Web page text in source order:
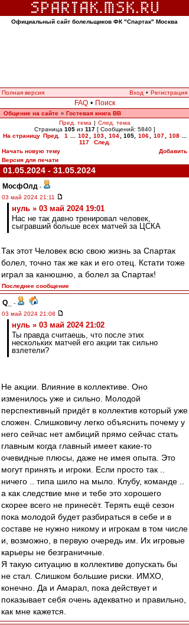
Официальный сайт болельщиков ФК "Спартак" Москва
Полная версия Вход • Регистрация
FAQ • Поиск
Общение на сайте » Гостевая книга ВВ
Пред. тема | След. тема
Страница 105из 117[ Сообщений: 5840 ]
На страницу Пред. 1 102 103 104 105, 106 107 108
117
След.
Начать новую тему
Добавить
Версия для печати
01.05.2024 - 31.05.2024
МосфОлд -
03 май 2024 21:11
нуль » 03 май 2024 19:01
Нас не так давно тренировал человек,
сыгравший больше всех матчей за ЦСКА
Так этот Человек всю свою жизнь за Спартак
болел, точно так же как и его отец. Кстати тоже
играл за канюшню, а болел за Спартак!
Последнее сообщение
Q_
-
03 май 2024 21:08
нуль » 03 май 2024 21:02
Ты правда считаешь, что после этих
нескольких матчей его акции так сильно
взлетели?
Не акции. Влияние в коллективе. Оно
изменилось уже и сильно. Молодой
перспективный придёт в коллектив который уже
сложен. Слишковичу легко объяснить почему у
него сейчас нет амбиций прямо сейчас стать
главным когда главный имеет какие-то
очевидные плюсы, даже не имея опыта. Это
могут принять и игроки. Если просто так ..
ничего .. типа шило на мыло. Клубу, команде ..
а как следствие мне и тебе это хорошего
скорее всего не принесёт. Терять ещё сезон
пока молодой будет разбираться в себе и в
составе не нужно никому и игрокам в том числе
и, возможно, в первую очередь им. Их игровые
карьеры не безграничные.
Я такую ситуацию в коллективе допускать бы
не стал. Слишком большие риски. ИМХО,
конечно. Да и Амарал, пока действует и
показывает себя очень адекватно и правильно,
как мне кажется.